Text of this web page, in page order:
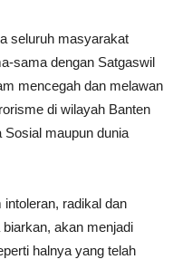
seluruh masyarakat
sama dengan Satgaswil
mencegah dan melawan
di wilayah Banten
maupun dunia
radikal dan
akan menjadi
halnya yang telah